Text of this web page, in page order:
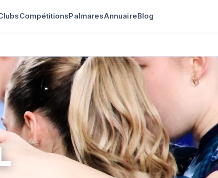
CompétitionsPalmaresAnnuaireBlog